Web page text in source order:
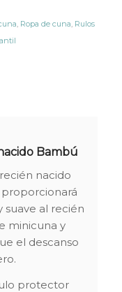
, Ropa de cuna, Rulos
Bambú
nacido
suave al recién
minicuna y
el descanso
protector